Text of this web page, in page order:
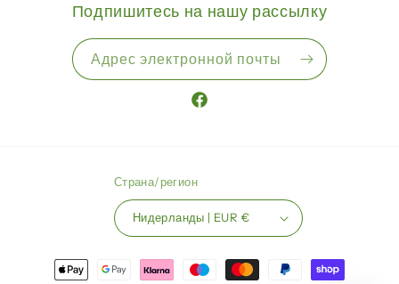
Подпишитесь на нашу рассылку
Адрес электронной почты
Facebook
Страна/регион
Нидерланды | EUR €
Способы